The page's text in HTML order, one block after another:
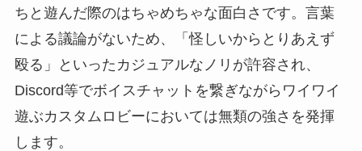
ちと遊んだ際のはちゃめちゃな面白さです。言葉
による議論がないため、「怪しいからとりあえず
殴る」といったカジュアルなノリが許容され、
Discord等でボイスチャットを繋ぎながらワイワイ
遊ぶカスタムロビーにおいては無類の強さを発揮
します。